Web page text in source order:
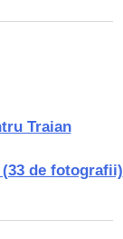
Traian
(33 de fotografii)